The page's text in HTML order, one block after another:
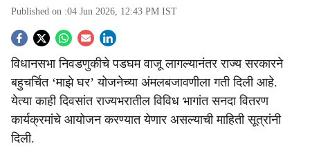
Published on :04 Jun 2026, 12:43 PM IST
S
o
c
i
विधानसभा निवडणुकीचे पडघम वाजू लागल्यानंतर राज्य सरकारने
बहुचर्चित ‘माझे घर’ योजनेच्या अंमलबजावणीला गती दिली आहे.
येत्या काही दिवसांत राज्यभरातील विविध भागांत सनदा वितरण
कार्यक्रमांचे आयोजन करण्यात येणार असल्याची माहिती सूत्रांनी
दिली.